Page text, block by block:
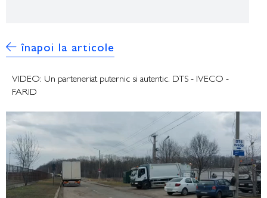
înapoi la articole
VIDEO: Un parteneriat puternic si autentic. DTS - IVECO -
FARID